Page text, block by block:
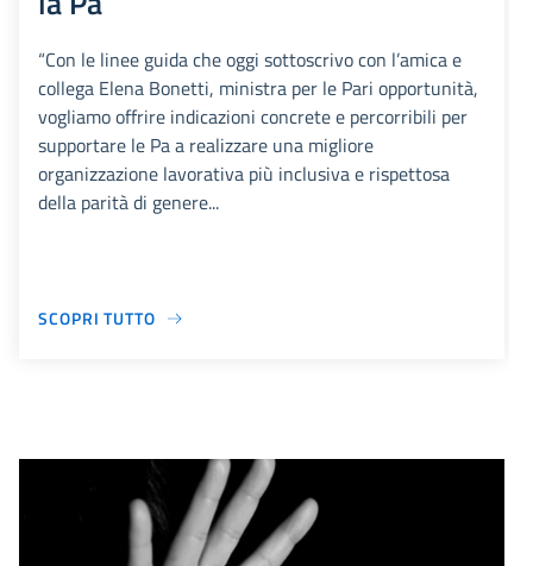
“Con le linee guida che oggi sottoscrivo con l’amica e
collega Elena Bonetti, ministra per le Pari opportunità,
vogliamo offrire indicazioni concrete e percorribili per
supportare le Pa a realizzare una migliore
organizzazione lavorativa più inclusiva e rispettosa
della parità di genere...
SCOPRI TUTTO